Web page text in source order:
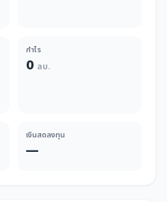
กำไร
0 ลบ.
เงินสดลงทุน
—